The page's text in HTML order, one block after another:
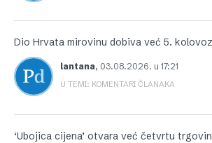
Dio Hrvata mirovinu dobiva već 5.
lantana, 03.08.2026. u 17:21
U TEMI: KOMENTARI ČLANAKA
‘Ubojica cijena’ otvara već četvrtu